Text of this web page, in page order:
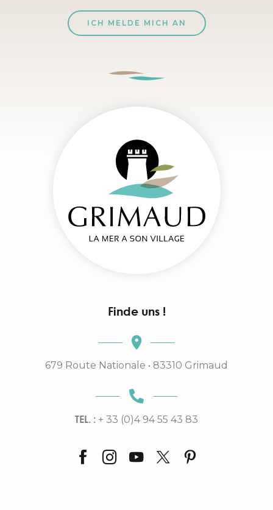
ICH MELDE MICH AN
Finde uns !
679 Route Nationale • 83310 Grimaud
TEL. : + 33 (0)4 94 55 43 83